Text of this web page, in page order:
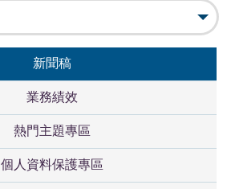
新聞稿
業務績效
熱門主題專區
個人資料保護專區